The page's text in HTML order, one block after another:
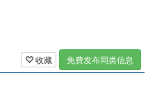
收藏 免费发布同类信息